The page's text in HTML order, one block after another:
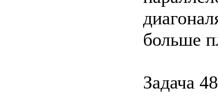
больше
Задача